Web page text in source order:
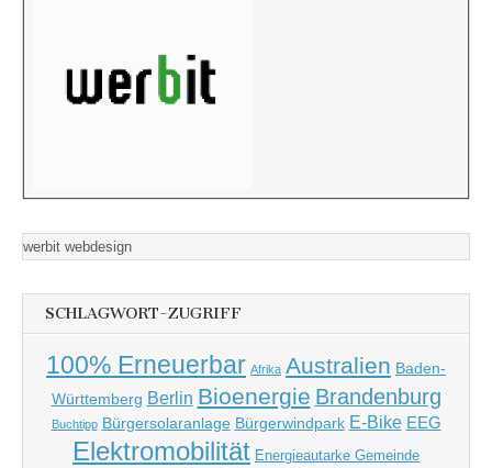
werbit webdesign
SCHLAGWORT-ZUGRIFF
100% Erneuerbar Afrika Australien Baden-
Württemberg Berlin Bioenergie Brandenburg
Buchtipp Bürgersolaranlage Bürgerwindpark E-Bike EEG
Elektromobilität Energieautarke Gemeinde